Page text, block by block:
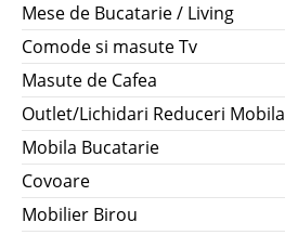
Mese de Bucatarie / Living
Comode si masute Tv
Masute de Cafea
Outlet/Lichidari Reduceri Mobila
Mobila Bucatarie
Covoare
Mobilier Birou